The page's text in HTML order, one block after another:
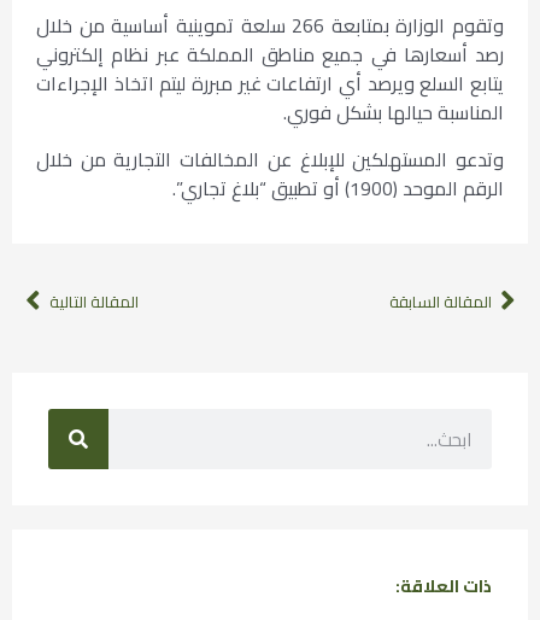
وتقوم الوزارة بمتابعة 266 سلعة تموينية أساسية من خلال
رصد أسعارها في جميع مناطق المملكة عبر نظام إلكتروني
يتابع السلع ويرصد أي ارتفاعات غير مبررة ليتم اتخاذ الإجراءات
المناسبة حيالها بشكل فوري.
وتدعو المستهلكين للإبلاغ عن المخالفات التجارية من خلال
الرقم الموحد (1900) أو تطبيق “بلاغ تجاري”.
المقالة السابقة المقالة التالية
ذات العلاقة: